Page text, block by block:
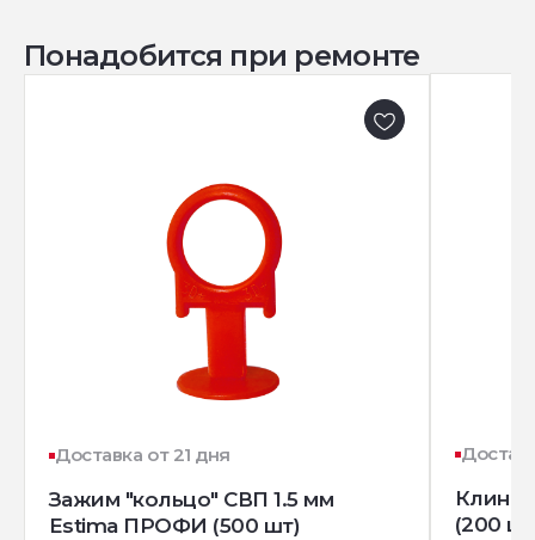
Понадобится при ремонте
Доставка от 21 дня
Зажим "кольцо" СВП 1.5 мм
Estima ПРОФИ (500 шт)
Клин
(200